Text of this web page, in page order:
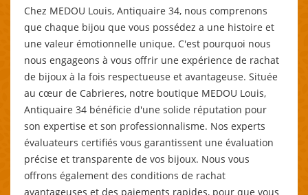
Chez MEDOU Louis, Antiquaire 34, nous comprenons
que chaque bijou que vous possédez a une histoire et
une valeur émotionnelle unique. C'est pourquoi nous
nous engageons à vous offrir une expérience de rachat
de bijoux à la fois respectueuse et avantageuse. Située
au cœur de Cabrieres, notre boutique MEDOU Louis,
Antiquaire 34 bénéficie d'une solide réputation pour
son expertise et son professionnalisme. Nos experts
évaluateurs certifiés vous garantissent une évaluation
précise et transparente de vos bijoux. Nous vous
offrons également des conditions de rachat
avantageuses et des paiements rapides, pour que vous